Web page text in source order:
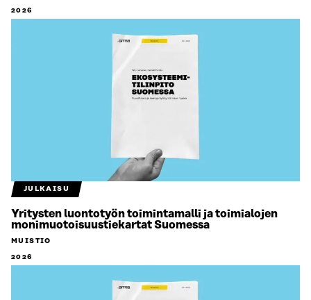
2026
JULKAISU
Yritysten luontotyön toimintamalli ja toimialojen
monimuotoisuustiekartat Suomessa
MUISTIO
2026